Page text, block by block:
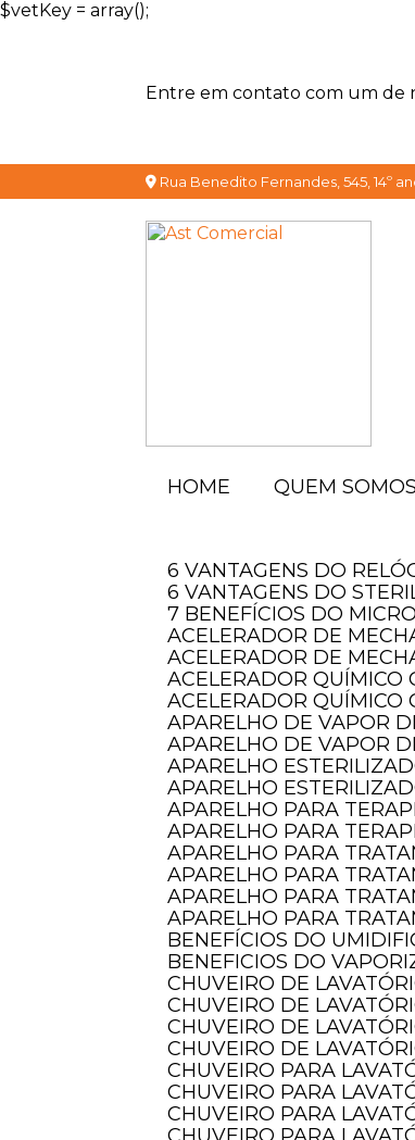
$vetKey = array();
Entre em contato com um de
Rua Benedito Fernandes, 545, 14º
HOME
QUEM SOMOS
6 VANTAGENS DO
6 VANTAGENS DO
7 BENEFÍCIOS DO
ACELERADOR DE
ACELERADOR DE
ACELERADOR
ACELERADOR
APARELHO DE VAPOR
APARELHO DE VAPOR
APARELHO
APARELHO
APARELHO PARA
APARELHO PARA
APARELHO PARA
APARELHO PARA
APARELHO PARA
APARELHO PARA
BENEFÍCIOS DO
BENEFICIOS DO
CHUVEIRO DE
CHUVEIRO DE
CHUVEIRO DE
CHUVEIRO DE
CHUVEIRO PARA
CHUVEIRO PARA
CHUVEIRO PARA